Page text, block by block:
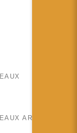
ARTICLES